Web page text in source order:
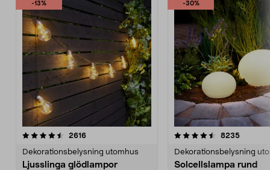
-13%
2616recensioner
Dekorationsbelysning utomhus
Ljusslinga glödlampor
-30%
4.5 av 5 stjärnor 8235
Dekorationsbelysning
Solcellslampa rund
4.5 av 5 stjärnor